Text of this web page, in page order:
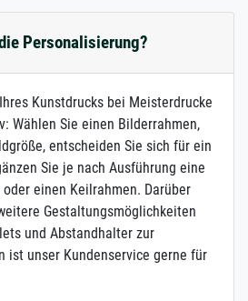
Personalisierung?
Kunstdrucks bei Meisterdrucke
Wählen Sie einen Bilderrahmen,
entscheiden Sie sich für ein
Sie je nach Ausführung eine
einen Keilrahmen. Darüber
Gestaltungsmöglichkeiten
und Abstandhalter zur
ist unser Kundenservice gerne für